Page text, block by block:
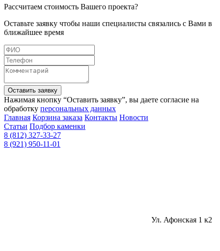
Рассчитаем стоимость Вашего проекта?
Оставьте заявку чтобы наши специалисты связались с Вами в
ближайшее время
Оставить заявку
Нажимая кнопку “Оставить заявку”, вы даете согласие на
обработку персональных данных
Главная Корзина заказа Контакты Новости
Статьи Подбор каменки
8 (812) 327-33-27
8 (921) 950-11-01
Ул. Афонская 1 к2